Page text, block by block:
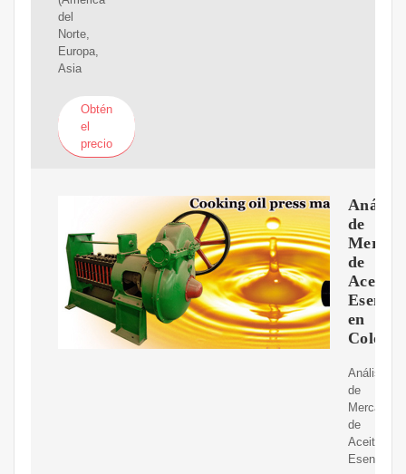
del
Norte,
Europa,
Asia
Obtén
el
precio
Análisis
de
de
Aceites
en
Análisis
de
Mercado
de
Aceites
Esenciales